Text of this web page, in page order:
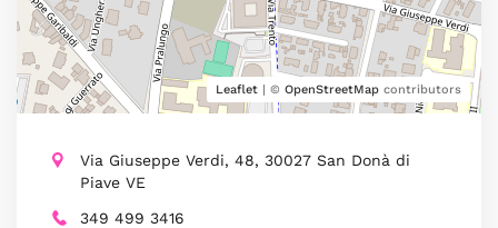
Leaflet | © OpenStreetMap contributors
Via Giuseppe Verdi, 48, 30027 San Donà di
Piave VE
349 499 3416